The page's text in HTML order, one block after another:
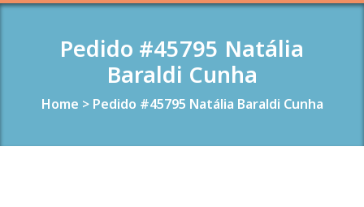
Pedido #45795 Natália
Baraldi Cunha
Home > Pedido #45795 Natália Baraldi Cunha